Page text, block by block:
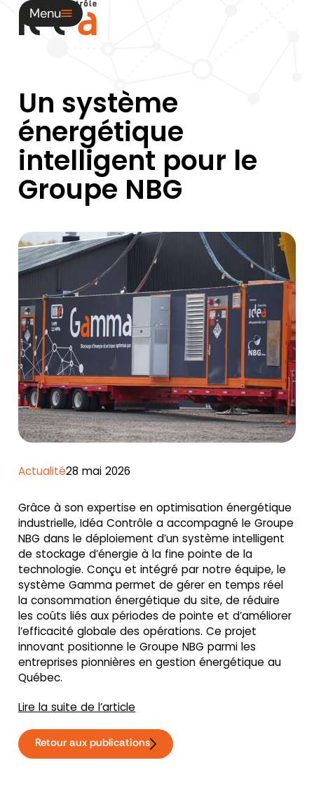
Menu
Un système
énergétique
intelligent pour le
Groupe NBG
Actualité28 mai 2026
Grâce à son expertise en optimisation énergétique
industrielle, Idéa Contrôle a accompagné le Groupe
NBG dans le déploiement d’un système intelligent
de stockage d’énergie à la fine pointe de la
technologie. Conçu et intégré par notre équipe, le
système Gamma permet de gérer en temps réel
la consommation énergétique du site, de réduire
les coûts liés aux périodes de pointe et d’améliorer
l’efficacité globale des opérations. Ce projet
innovant positionne le Groupe NBG parmi les
entreprises pionnières en gestion énergétique au
Québec.
Lire la suite de l’article
Retour aux publications